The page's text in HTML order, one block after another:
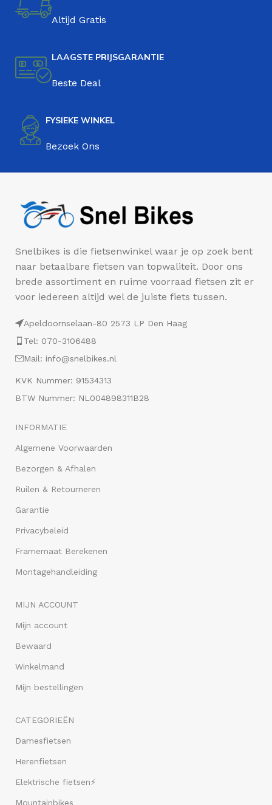
Altijd Gratis
LAAGSTE PRIJSGARANTIE
Beste Deal
FYSIEKE WINKEL
Bezoek Ons
Snelbikes is die fietsenwinkel waar je op zoek bent
naar betaalbare fietsen van topwaliteit. Door ons
brede assortiment en ruime voorraad fietsen zit er
voor iedereen altijd wel de juiste fiets tussen.
Apeldoornselaan-80 2573 LP Den Haag
Tel: 070-3106488
Mail: info@snelbikes.nl
KVK Nummer: 91534313
BTW Nummer: NL004898311B28
INFORMATIE
Algemene Voorwaarden
Bezorgen & Afhalen
Ruilen & Retourneren
Garantie
Privacybeleid
Framemaat Berekenen
Montagehandleiding
MIJN ACCOUNT
Mijn account
Bewaard
Winkelmand
Mijn bestellingen
CATEGORIEËN
Damesfietsen
Herenfietsen
Elektrische fietsen⚡
Mountainbikes